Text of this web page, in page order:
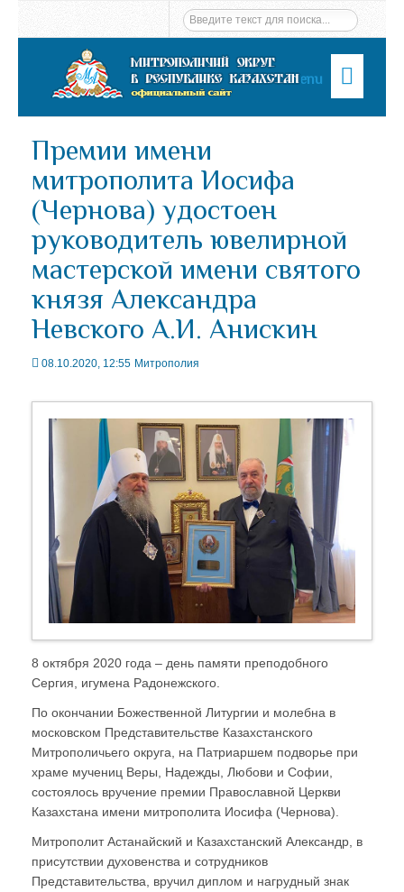
Menu
Премии имени
митрополита Иосифа
(Чернова) удостоен
руководитель ювелирной
мастерской имени святого
князя Александра
Невского А.И. Анискин
08.10.2020, 12:55 Митрополия
8 октября 2020 года – день памяти преподобного
Сергия, игумена Радонежского.
По окончании Божественной Литургии и молебна в
московском Представительстве Казахстанского
Митрополичьего округа, на Патриаршем подворье при
храме мучениц Веры, Надежды, Любови и Софии,
состоялось вручение премии Православной Церкви
Казахстана имени митрополита Иосифа (Чернова).
Митрополит Астанайский и Казахстанский Александр, в
присутствии духовенства и сотрудников
Представительства, вручил диплом и нагрудный знак